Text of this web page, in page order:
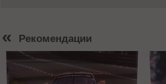
« Рекомендации